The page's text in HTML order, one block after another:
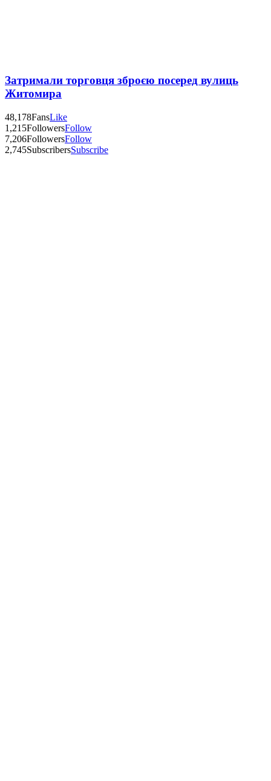
Затримали торговця зброєю посеред вулиць
Житомира
48,178FansLike
1,215FollowersFollow
7,206FollowersFollow
2,745SubscribersSubscribe